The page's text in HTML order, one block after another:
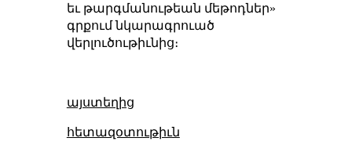
եւ թարգմանութեան մեթոդներ»
գրքում նկարագրուած
վերլուծութիւնից։
այստեղից
հետազօտութիւն